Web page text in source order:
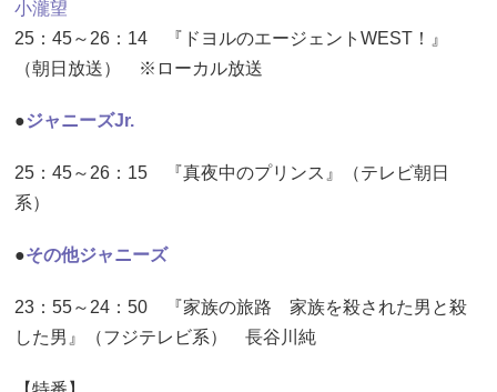
小瀧望
25：45～26：14 『ドヨルのエージェントWEST！』
（朝日放送） ※ローカル放送
●ジャニーズJr.
25：45～26：15 『真夜中のプリンス』（テレビ朝日
系）
●その他ジャニーズ
23：55～24：50 『家族の旅路 家族を殺された男と殺
した男』（フジテレビ系） 長谷川純